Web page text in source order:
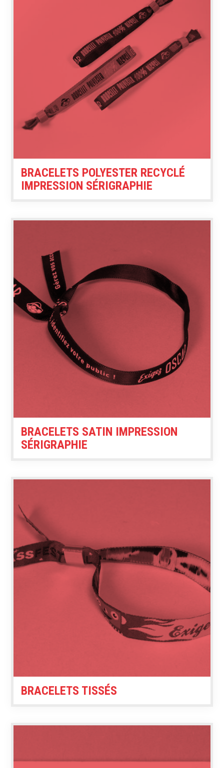
BRACELETS POLYESTER RECYCLÉ
IMPRESSION SÉRIGRAPHIE
BRACELETS SATIN IMPRESSION
SÉRIGRAPHIE
BRACELETS TISSÉS